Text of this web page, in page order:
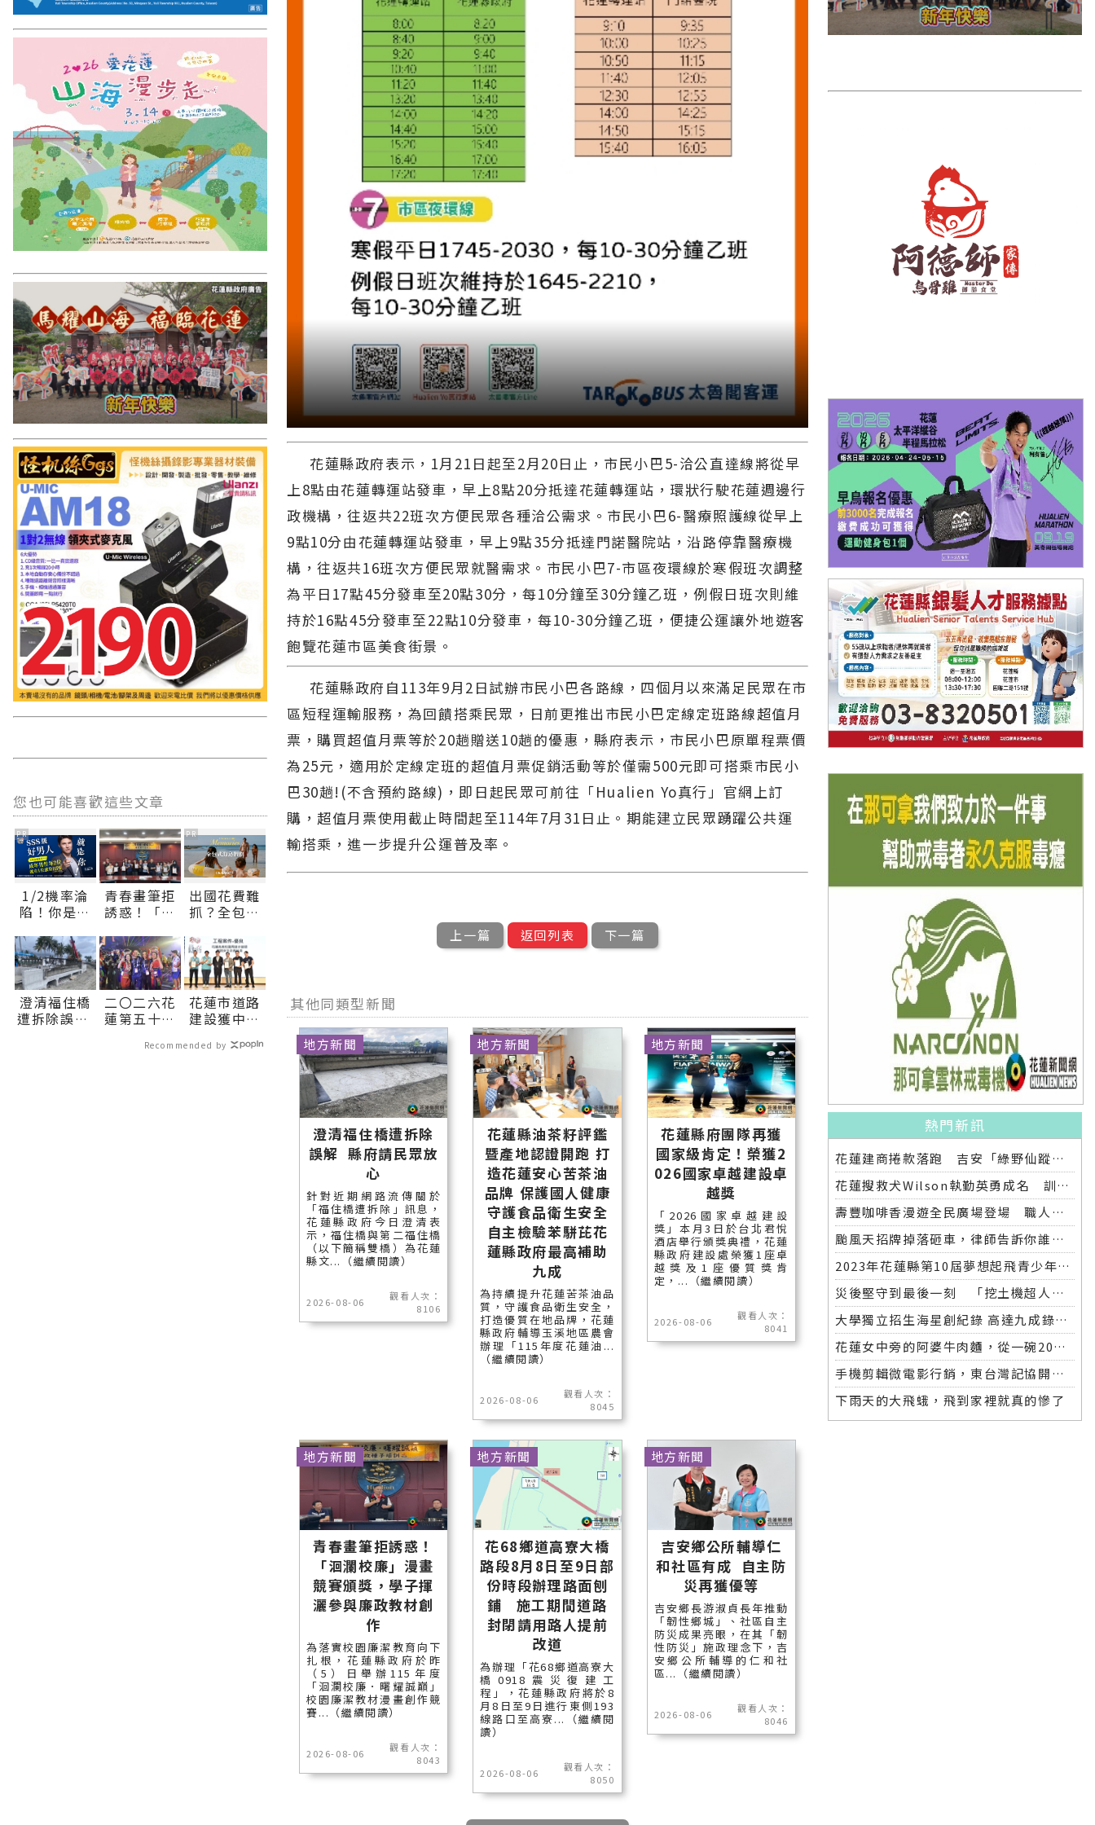
雲林縣
長濱鄉
彰化縣
您也可能喜歡這些文章
1/2機率淪
陷！你是好
男？關鍵在
這
PR
青春畫筆拒
誘惑！「洄
畫競賽頒
獎，學子揮
灑參與廉政
教材創作∣
花蓮新聞網
官方網站各
類新聞－最
出國花費難
抓？全包式
一價搞定食
宿玩樂，省
錢更省心！
PR
澄清福住橋
遭拆除誤解
二〇二六花
蓮第五十八
運動會盛大
花蓮市道路
建設獲中央
「2026馬路
Recommended by
花蓮縣政府表示，1月21日起至2月20日止，市民小巴5-洽公直達線將從早
上8點由花蓮轉運站發車，早上8點20分抵達花蓮轉運站，環狀行駛花蓮週邊行
政機構，往返共22班次方便民眾各種洽公需求。市民小巴6-醫療照護線從早上
9點10分由花蓮轉運站發車，早上9點35分抵達門諾醫院站，沿路停靠醫療機
構，往返共16班次方便民眾就醫需求。市民小巴7-市區夜環線於寒假班次調整
為平日17點45分發車至20點30分，每10分鐘至30分鐘乙班，例假日班次則維
持於16點45分發車至22點10分發車，每10-30分鐘乙班，便捷公運讓外地遊客
飽覽花蓮市區美食街景。
花蓮縣政府自113年9月2日試辦市民小巴各路線，四個月以來滿足民眾在市
區短程運輸服務，為回饋搭乘民眾，日前更推出市民小巴定線定班路線超值月
票，購買超值月票等於20趟贈送10趟的優惠，縣府表示，市民小巴原單程票價
為25元，適用於定線定班的超值月票促銷活動等於僅需500元即可搭乘市民小
巴30趟!(不含預約路線)，即日起民眾可前往「Hualien Yo真行」官網上訂
購，超值月票使用截止時間起至114年7月31日止。期能建立民眾踴躍公共運
輸搭乘，進一步提升公運普及率。
上一篇 返回列表 下一篇
其他同類型新聞
澄清福住橋遭拆除
誤解 縣府請民眾放
心
針對近期網路流傳關於
「福住橋遭拆除」訊息，
花蓮縣政府今日澄清表
示，福住橋與第二福住橋
（以下簡稱雙橋）為花蓮
縣文...（繼續閱讀）
2026-08-06
觀看人次：
8106
地方新聞
花蓮縣油茶籽評鑑
暨產地認證開跑 打
造花蓮安心苦茶油
品牌 保護國人健康
守護食品衛生安全
自主檢驗苯駢芘花
蓮縣政府最高補助
九成
為持續提升花蓮苦茶油品
質，守護食品衛生安全，
打造優質在地品牌，花蓮
縣政府輔導玉溪地區農會
辦理「115年度花蓮油...
（繼續閱讀）
2026-08-06
觀看人次：
8045
地方新聞
花蓮縣府團隊再獲
國家級肯定！榮獲2
026國家卓越建設卓
越獎
「2026國家卓越建設
獎」本月3日於台北君悅
酒店舉行頒獎典禮，花蓮
縣政府建設處榮獲1座卓
越獎及1座優質獎肯
定，...（繼續閱讀）
2026-08-06
觀看人次：
8041
地方新聞
青春畫筆拒誘惑！
「洄瀾校廉」漫畫
競賽頒獎，學子揮
灑參與廉政教材創
作
為落實校園廉潔教育向下
扎根，花蓮縣政府於昨
（5）日舉辦115年度
「洄瀾校廉．曙耀誠巔」
校園廉潔教材漫畫創作競
賽...（繼續閱讀）
2026-08-06
觀看人次：
8043
地方新聞
花68鄉道高寮大橋
路段8月8日至9日部
份時段辦理路面刨
鋪 施工期間道路
封閉請用路人提前
改道
為辦理「花68鄉道高寮大
橋0918震災復建工
程」，花蓮縣政府將於8
月8日至9日進行東側193
線路口至高寮...（繼續閱
讀）
2026-08-06
觀看人次：
8050
地方新聞
吉安鄉公所輔導仁
和社區有成 自主防
災再獲優等
吉安鄉長游淑貞長年推動
「韌性鄉城」、社區自主
防災成果亮眼，在其「韌
性防災」施政理念下，吉
安鄉公所輔導的仁和社
區...（繼續閱讀）
2026-08-06
觀看人次：
8046
地方新聞
熱門新訊
花蓮建商捲款落跑 吉安「綠野仙蹤」整棟2.6億將法拍
花蓮搜救犬Wilson執勤英勇成名 訓練意外墜落離世 消防局將為其立碑追思
壽豐咖啡香漫遊全民廣場登場 職人市集手作體驗品味慢活氛圍
颱風天招牌掉落砸車，律師告訴你誰該賠償
2023年花蓮縣第10屆夢想起飛青少年發明展 自強國中拿下第一名與第二名
災後堅守到最後一刻 「挖土機超人」因感染離世
大學獨立招生海星創紀錄 高達九成錄取國立大學 東華大學錄取21人 歷年最多
花蓮女中旁的阿婆牛肉麵，從一碗20元的牛肉湯開始到40年不變的人情味
手機剪輯微電影行銷，東台灣記協開班授課獲好評
下雨天的大飛蛾，飛到家裡就真的慘了